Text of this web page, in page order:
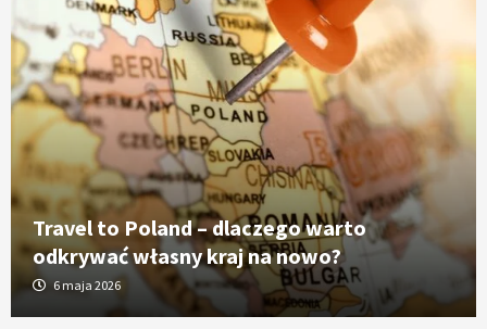
Travel to Poland – dlaczego warto
odkrywać własny kraj na nowo?
6 maja 2026